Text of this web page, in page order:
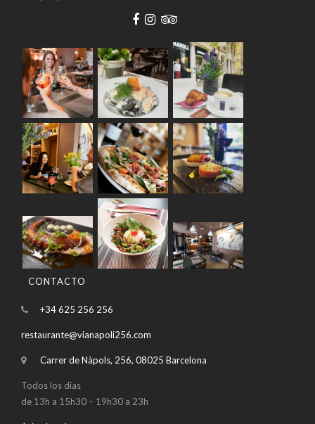
CONTACTO
+34 625 256 256
restaurante@vianapoli256.com
Carrer de Nàpols, 256, 08025 Barcelona
Todos los días
de 13h a 15h30 – 19h30 a 23h